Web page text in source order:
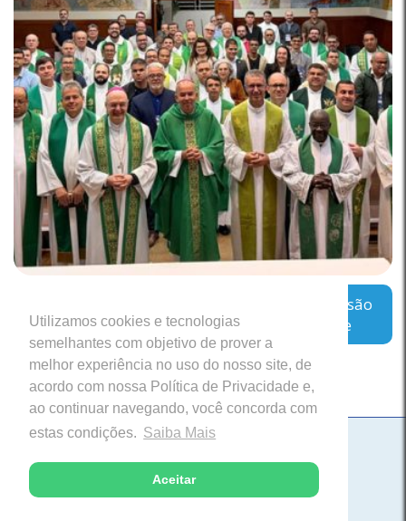
Utilizamos cookies e tecnologias
semelhantes com objetivo de prover a
melhor experiência no uso do nosso site, de
acordo com nossa Política de Privacidade e,
ao continuar navegando, você concorda com
estas condições. Saiba Mais
Aceitar
Regional Leste 2 inicia encontro sobre a missão
das Cúrias Diocesanas em Belo Horizonte
Paróquia Nossa Senhora da Saúde
Itabira, Minas Gerais
Desenvolvido com excelência pela